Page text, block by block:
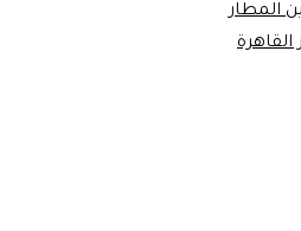
المطار